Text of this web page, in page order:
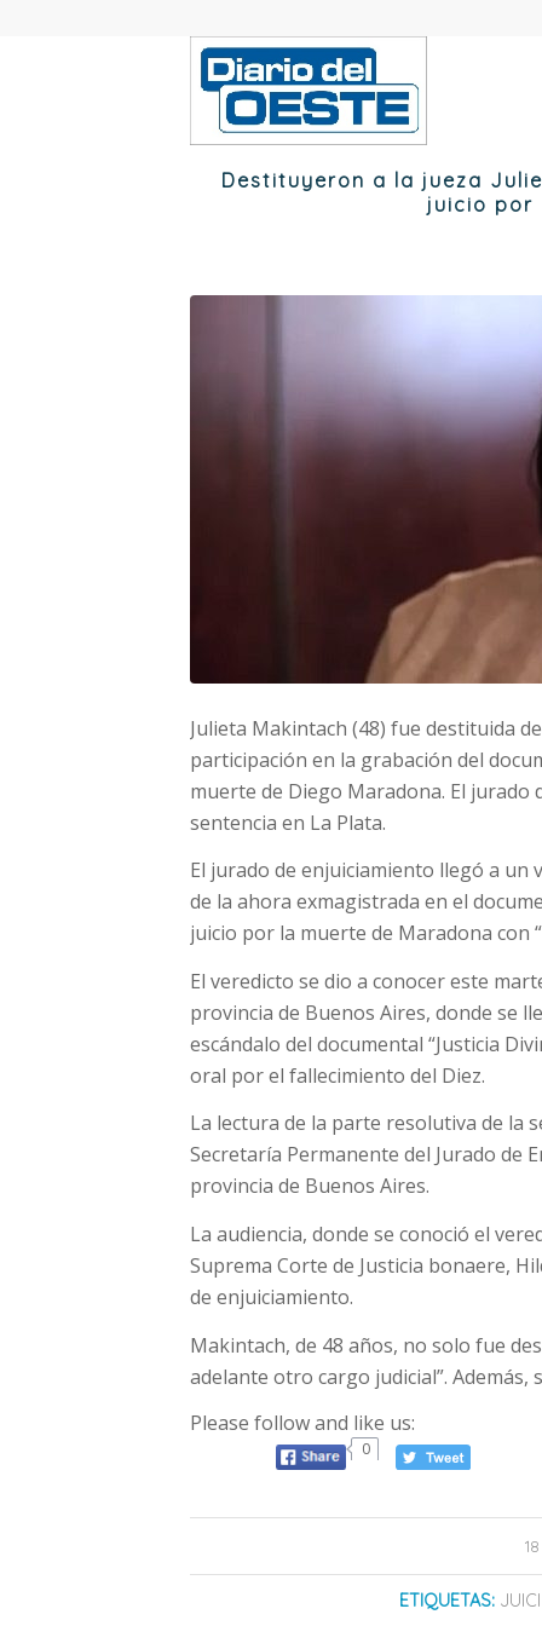
Destituyeron a la jueza
juicio por
Julieta Makintach (48) fue destituida
participación en la grabación del
muerte de Diego Maradona. El
sentencia en La Plata.
El jurado de enjuiciamiento llegó a
de la ahora exmagistrada en el
juicio por la muerte de Maradona con
El veredicto se dio a conocer este
provincia de Buenos Aires, donde se
escándalo del documental “Justicia
oral por el fallecimiento del Diez.
La lectura de la parte resolutiva de la
Secretaría Permanente del Jurado de
provincia de Buenos Aires.
La audiencia, donde se conoció el
Suprema Corte de Justicia bonaere,
de enjuiciamiento.
Makintach, de 48 años, no solo fue
adelante otro cargo judicial”.
Please follow and like us:
0
ETIQUETAS: